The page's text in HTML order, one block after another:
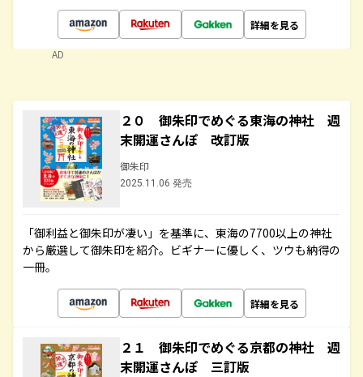
詳細を見る
AD
２０ 御朱印でめぐる東海の神社 週
末開運さんぽ 改訂版
御朱印
2025.11.06 発売
「御利益と御朱印が凄い」を基準に、東海の7700以上の神社
から厳選して御朱印を紹介。ビギナーに優しく、ツウも納得の
一冊。
詳細を見る
２１ 御朱印でめぐる京都の神社 週
末開運さんぽ 三訂版